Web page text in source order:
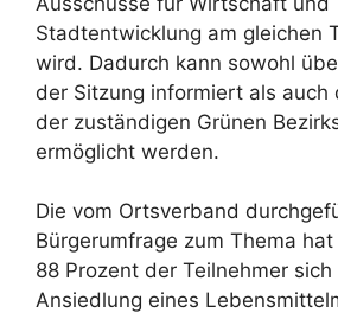
Stadtentwicklung am gleichen
wird. Dadurch kann sowohl
der Sitzung informiert als auch
der zuständigen Grünen
ermöglicht werden.
Die vom Ortsverband
Bürgerumfrage zum Thema
88 Prozent der Teilnehmer
Ansiedlung eines